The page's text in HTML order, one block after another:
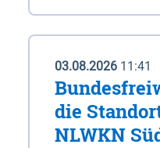
03.08.2026 11:41
die
NLWKN